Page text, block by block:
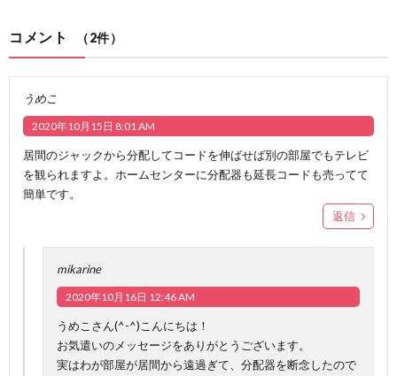
コメント （2件）
うめこ
2020年10月15日 8:01 AM
居間のジャックから分配してコードを伸ばせば別の部屋でもテレビ
を観られますよ。ホームセンターに分配器も延長コードも売ってて
簡単です。
返信
mikarine
2020年10月16日 12:46 AM
うめこさん(^-^)こんにちは！
お気遣いのメッセージをありがとうございます。
実はわが部屋が居間から遠過ぎて、分配器を断念したので